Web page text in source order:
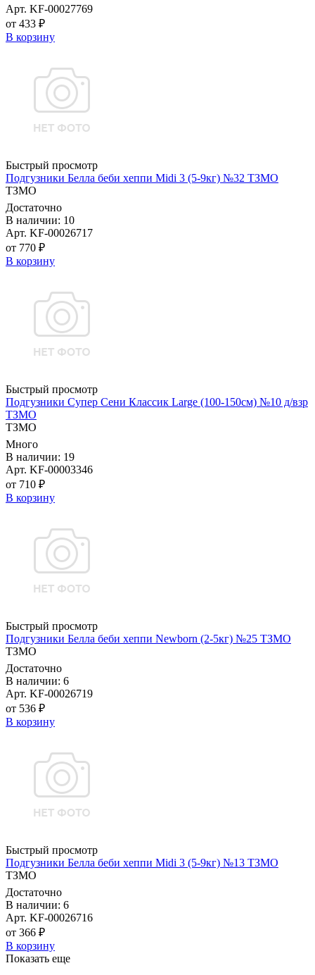
Арт. KF-00027769
от 433 ₽
В корзину
Быстрый просмотр
Подгузники Белла беби хеппи Midi 3 (5-9кг) №32 ТЗМО
ТЗМО
Достаточно
В наличии: 10
Арт. KF-00026717
от 770 ₽
В корзину
Быстрый просмотр
Подгузники Супер Сени Классик Large (100-150см) №10 д/взр
ТЗМО
ТЗМО
Много
В наличии: 19
Арт. KF-00003346
от 710 ₽
В корзину
Быстрый просмотр
Подгузники Белла беби хеппи Newborn (2-5кг) №25 ТЗМО
ТЗМО
Достаточно
В наличии: 6
Арт. KF-00026719
от 536 ₽
В корзину
Быстрый просмотр
Подгузники Белла беби хеппи Midi 3 (5-9кг) №13 ТЗМО
ТЗМО
Достаточно
В наличии: 6
Арт. KF-00026716
от 366 ₽
В корзину
Показать еще